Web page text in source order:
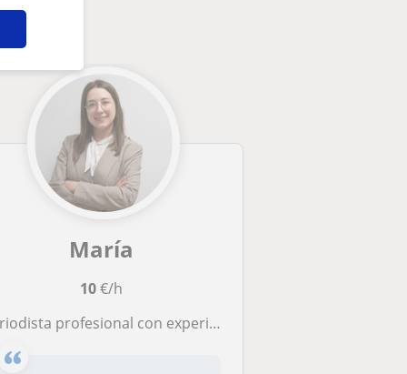
María
10€/h
profesional con experiencia en lengua castellana, marketing digital y formación